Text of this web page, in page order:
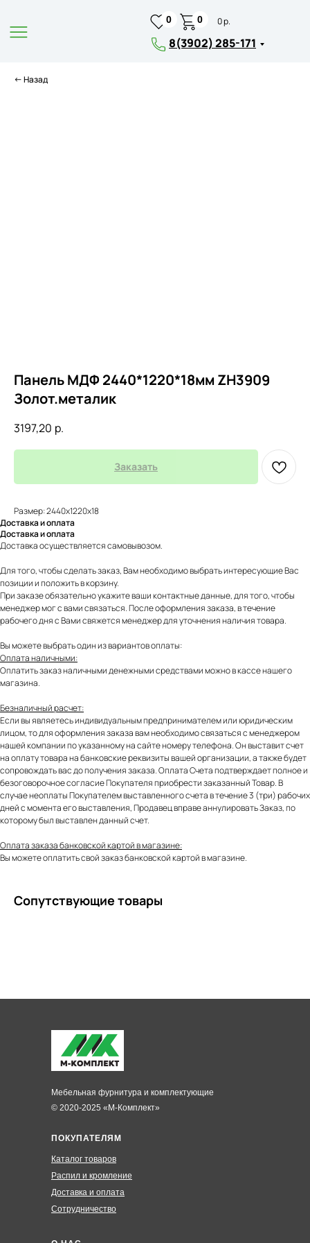
8(3902) 285-171
0 0 р.
0
← Назад
Панель МДФ 2440*1220*18мм ZH3909
Золот.металик
3197,20 р.
Заказать
Размер: 2440х1220х18
Доставка и оплата
Доставка и оплата
Доставка осуществляется самовывозом.
Для того, чтобы сделать заказ, Вам необходимо выбрать интересующие Вас
позиции и положить в корзину.
При заказе обязательно укажите ваши контактные данные, для того, чтобы
менеджер мог с вами связаться. После оформления заказа, в течение
рабочего дня с Вами свяжется менеджер для уточнения наличия товара.
Вы можете выбрать один из вариантов оплаты:
Оплата наличными:
Оплатить заказ наличными денежными средствами можно в кассе нашего
магазина.
Безналичный расчет:
Если вы являетесь индивидуальным предпринимателем или юридическим
лицом, то для оформления заказа вам необходимо связаться с менеджером
нашей компании по указанному на сайте номеру телефона. Он выставит счет
на оплату товара на банковские реквизиты вашей организации, а также будет
сопровождать вас до получения заказа. Оплата Счета подтверждает полное и
безоговорочное согласие Покупателя приобрести заказанный Товар. В
случае неоплаты Покупателем выставленного счета в течение 3 (три) рабочих
дней с момента его выставления, Продавец вправе аннулировать Заказ, по
которому был выставлен данный счет.
Оплата заказа банковской картой в магазине:
Вы можете оплатить свой заказ банковской картой в магазине.
Сопутствующие товары
ПОКУПАТЕЛЯМ
Каталог товаров
Распил и кромление
Доставка и оплата
Сотрудничество
© 2020-2025 «М-Комплект»
Мебельная фурнитура и комплектующие